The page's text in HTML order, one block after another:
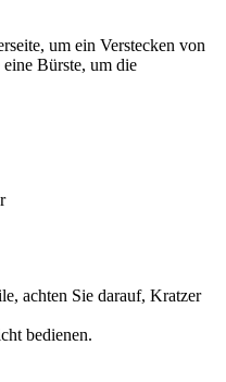
um ein Verstecken von
Bürste, um die
achten Sie darauf, Kratzer
bedienen.